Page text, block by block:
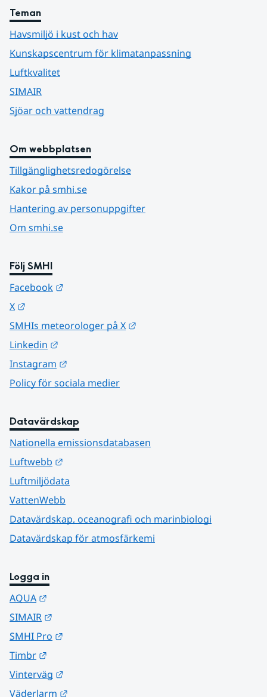
Teman
Havsmiljö i kust och hav
Kunskapscentrum för klimatanpassning
Luftkvalitet
SIMAIR
Sjöar och vattendrag
Om webbplatsen
Tillgänglighetsredogörelse
Kakor på smhi.se
Hantering av personuppgifter
Om smhi.se
Följ SMHI
Facebook
X
SMHIs meteorologer på X
Linkedin
Instagram
Policy för sociala medier
Datavärdskap
Nationella emissionsdatabasen
Luftwebb
Luftmiljödata
VattenWebb
Datavärdskap, oceanografi och marinbiologi
Datavärdskap för atmosfärkemi
Logga in
AQUA
SIMAIR
SMHI Pro
Timbr
Vinterväg
Väderlarm